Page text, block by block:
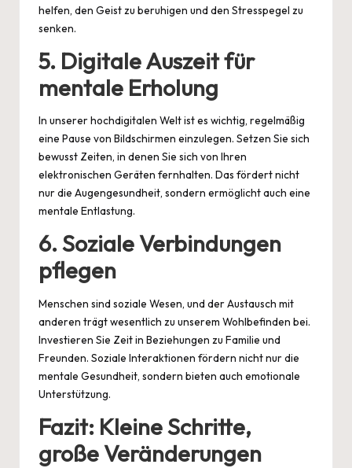
helfen, den Geist zu beruhigen und den Stresspegel zu
senken.
5. Digitale Auszeit für
mentale Erholung
In unserer hochdigitalen Welt ist es wichtig, regelmäßig
eine Pause von Bildschirmen einzulegen. Setzen Sie sich
bewusst Zeiten, in denen Sie sich von Ihren
elektronischen Geräten fernhalten. Das fördert nicht
nur die Augengesundheit, sondern ermöglicht auch eine
mentale Entlastung.
6.Soziale Verbindungen
pflegen
Menschen sind soziale Wesen, und der Austausch mit
anderen trägt wesentlich zu unserem Wohlbefinden bei.
Investieren Sie Zeit in Beziehungen zu Familie und
Freunden. Soziale Interaktionen fördern nicht nur die
mentale Gesundheit, sondern bieten auch emotionale
Unterstützung.
Fazit: Kleine Schritte,
große Veränderungen